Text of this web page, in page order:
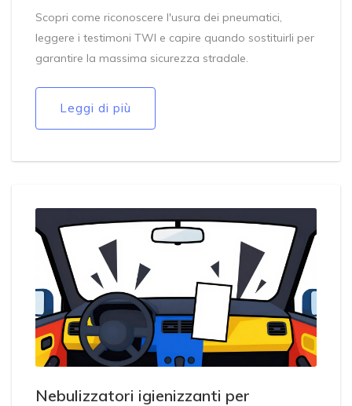
Scopri come riconoscere l'usura dei pneumatici,
leggere i testimoni TWI e capire quando sostituirli per
garantire la massima sicurezza stradale.
Leggi di più
Nebulizzatori igienizzanti per